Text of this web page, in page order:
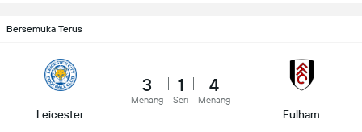
Bersemuka Terus
Leicester
3
Menang
1
Seri
4
Menang
Fulham